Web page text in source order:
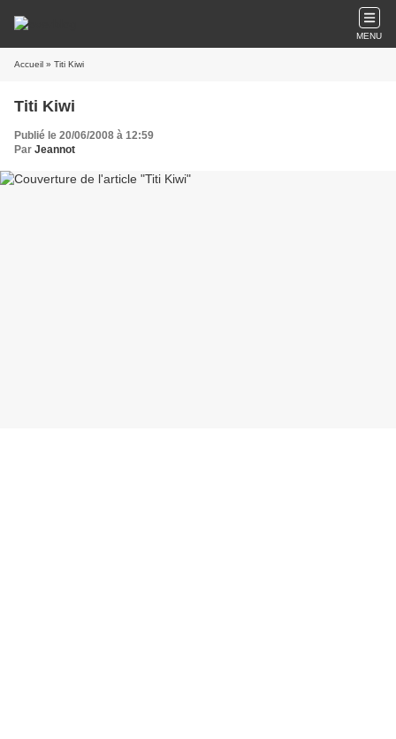
MENU
Accueil » Titi Kiwi
Titi Kiwi
Publié le 20/06/2008 à 12:59
Par Jeannot